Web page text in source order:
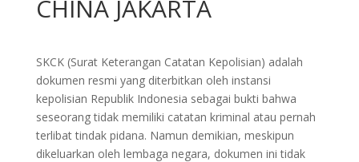
CHINA JAKARTA
SKCK (Surat Keterangan Catatan Kepolisian) adalah
dokumen resmi yang diterbitkan oleh instansi
kepolisian Republik Indonesia sebagai bukti bahwa
seseorang tidak memiliki catatan kriminal atau pernah
terlibat tindak pidana. Namun demikian, meskipun
dikeluarkan oleh lembaga negara, dokumen ini tidak